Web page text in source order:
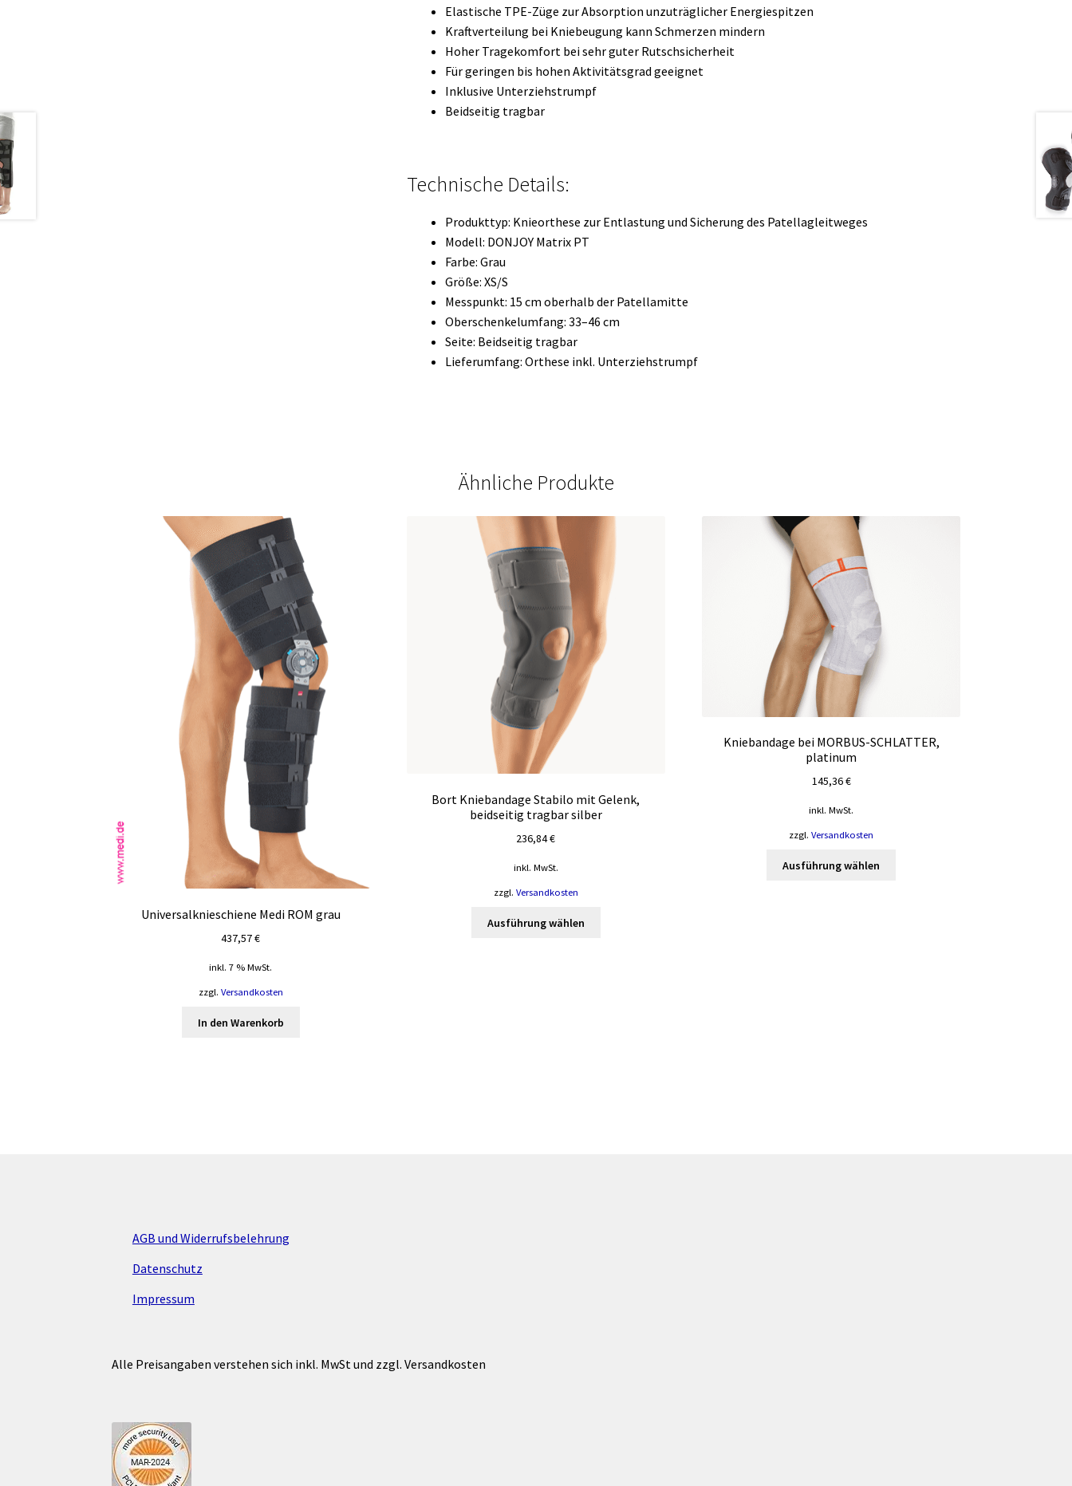
Elastische TPE-Züge zur Absorption unzuträglicher Energiespitzen
Kraftverteilung bei Kniebeugung kann Schmerzen mindern
Hoher Tragekomfort bei sehr guter Rutschsicherheit
Für geringen bis hohen Aktivitätsgrad geeignet
Inklusive Unterziehstrumpf
Beidseitig tragbar
Technische Details:
Produkttyp: Knieorthese zur Entlastung und Sicherung des Patellagleitweges
Modell: DONJOY Matrix PT
Farbe: Grau
Größe: XS/S
Messpunkt: 15 cm oberhalb der Patellamitte
Oberschenkelumfang: 33–46 cm
Seite: Beidseitig tragbar
Lieferumfang: Orthese inkl. Unterziehstrumpf
Ähnliche Produkte
Universalknieschiene Medi ROM grau
437,57€
inkl. 7 % MwSt.
zzgl. Versandkosten
In den Warenkorb
Bort Kniebandage Stabilo mit Gelenk,
beidseitig tragbar silber
236,84€
inkl. MwSt.
zzgl. Versandkosten
Ausführung wählen
Kniebandage bei MORBUS-SCHLATTER,
platinum
145,36€
inkl. MwSt.
zzgl.Versandkosten
Ausführung wählen
AGB und Widerrufsbelehrung
Datenschutz
Impressum
Alle Preisangaben verstehen sich inkl. MwSt und zzgl. Versandkosten